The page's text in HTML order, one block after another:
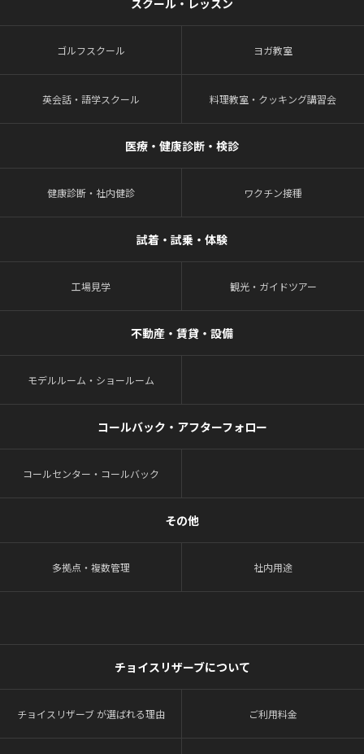
ゴルフスクール ヨガ教室
英会話・語学スクール 料理教室・クッキング講習会
医療・健康診断・検診
健康診断・社内健診 ワクチン接種
試着・試乗・体験
工場見学 観光・ガイドツアー
不動産・賃貸・設備
モデルルーム・ショールーム
コールバック・アフターフォロー
コールセンター・コールバック
その他
多拠点・複数管理 社内用途
チョイスリザーブについて
チョイスリザーブ が選ばれる理由 ご利用料金